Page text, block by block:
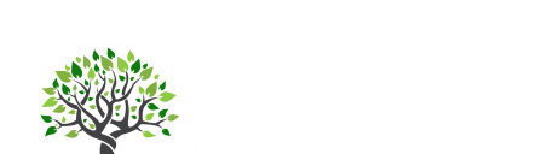
Salcâm (Robinia)
Salcie (Salix)
Stejar (Quercus)